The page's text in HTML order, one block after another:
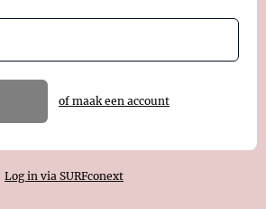
of maak een account
Log in via SURFconext